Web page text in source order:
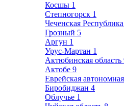
Косшы 1
Степногорск 1
Чеченская Республика
Грозный 5
Аргун 1
Урус-Мартан 1
Актюбинская область
Актобе 9
Еврейская
Биробиджан 4
Облучье 1